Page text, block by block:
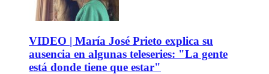
VIDEO | María José Prieto explica su
ausencia en algunas teleseries: "La gente
está donde tiene que estar"